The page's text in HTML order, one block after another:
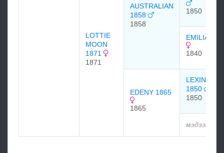
LOTTIE
MOON
1871
1871
AUSTRALIAN
1858
1858
1850
EMILIA
1840
EDENY 1865
1865
1850
1850